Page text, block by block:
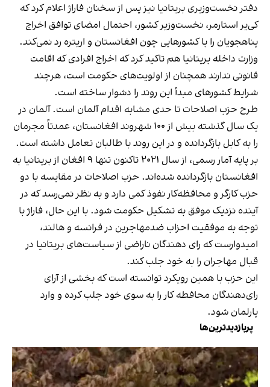
دفتر نخست‌وزیری بریتانیا نیز پس از سخنان فاراژ اعلام کرد که
کی‌یر استارمر، نخست‌وزیر کشور، احتمال امضای توافق اخراج
پناهجویان را با کشورهایی چون افغانستان و اریتره رد نمی‌کند.
وزارت داخله بریتانیا هم تاکید کرد که اخراج افرادی که اقامت
قانونی ندارند همچنان از اولویت‌های حکومت است، هرچند
شرایط کشورهای مبدأ این روند را دشوار ساخته است.
طرح حزب اصلاحات تا حدی مشابه اقدام آلمان است. آلمان در
یک سال گذشته بیش از ۱۰۰ شهروند افغانستان، عمدتاً مجرمان
را به کابل بازگردانده و در این روند با طالبان تعامل داشته است.
بر پایه آمار رسمی، از سال ۲۰۲۱ تاکنون تنها ۹ افغان از بریتانیا به
افغانستان بازگردانده شده‌اند. حزب اصلاحات در مقایسه با دو
حزب کارگر و محافظه‌کار نفوذ کمی دارد و به نظر نمی‌رسد که در
آینده نزدیک موفق به تشکیل حکومت شود. با این حال، فاراژ با
توجه به موفقیت احزاب ضدمهاجرین در فرانسه و هالند،
امیدوارست که رای دهندگان ناراضی از سیاست‌های بریتانیا در
قبال مهاجران را به خود جلب کند.
این حزب با همین رویکرد توانسته است که بخشی از آرای
رای‌دهندگان محافطه کار را به سوی خود جلب کرده و وارد
پارلمان شود.
پربازدیدترین‌ها